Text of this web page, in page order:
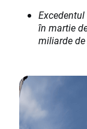
în martie
miliarde de